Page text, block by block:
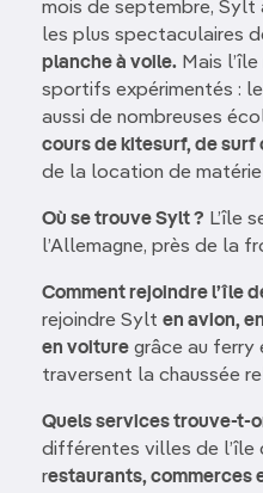
mois de septembre, Sylt
les plus spectaculaires
planche à voile. Mais
sportifs expérimentés :
aussi de nombreuses
cours de kitesurf, de surf
de la location de
Où se trouve Sylt ? L’île
l’Allemagne, près de la
Comment rejoindre l’île
rejoindre Sylt en avion,
en voiture grâce au ferry
traversent la chaussée
Quels services trouve-t-
différentes villes de l’île
restaurants, commerces